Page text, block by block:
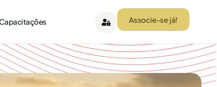
Associe-se já!